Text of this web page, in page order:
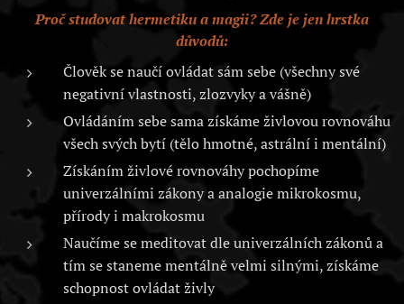
Proč studovat hermetiku a magii? Zde je jen hrstka
důvodů:
Člověk se naučí ovládat sám sebe (všechny své
negativní vlastnosti, zlozvyky a vášně)
Ovládáním sebe sama získáme živlovou rovnováhu
všech svých bytí (tělo hmotné, astrální i mentální)
Získáním živlové rovnováhy pochopíme
univerzálními zákony a analogie mikrokosmu,
přírody i makrokosmu
Naučíme se meditovat dle univerzálních zákonů a
tím se staneme mentálně velmi silnými, získáme
schopnost ovládat živly